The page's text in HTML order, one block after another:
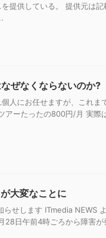
提供している。 提供元は
ぜなくならないのか?
人にお任せますが、これま
アーたったの800円/月 実際
大変なことに
せします ITmedia NEWS
28日午前4時ごろから障害